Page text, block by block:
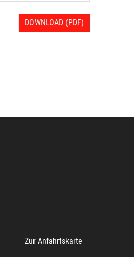
DOWNLOAD (PDF)
Zur Anfahrtskarte